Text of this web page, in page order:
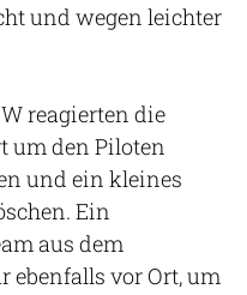
und wegen leichter
reagierten die
um den Piloten
und ein kleines
Ein
aus dem
ebenfalls vor Ort, um